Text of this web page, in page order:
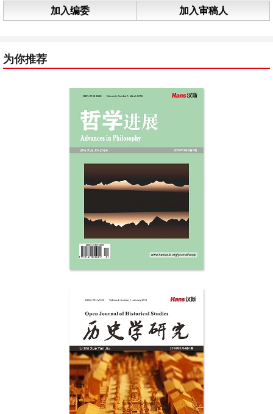
加入编委 加入审稿人
为你推荐